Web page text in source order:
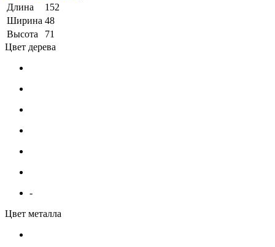
Длина
152
Ширина 48
Высота
71
Цвет дерева
-
Цвет металла